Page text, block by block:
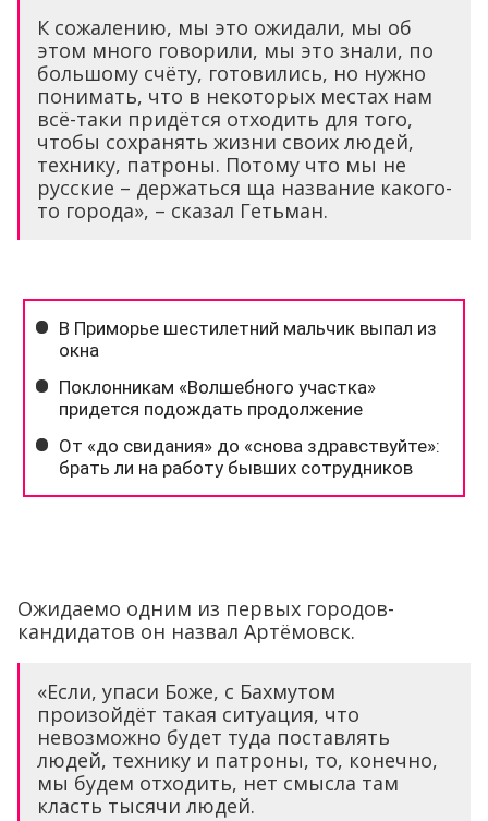
К сожалению, мы это ожидали, мы об
этом много говорили, мы это знали, по
большому счёту, готовились, но нужно
понимать, что в некоторых местах нам
всё-таки придётся отходить для того,
чтобы сохранять жизни своих людей,
технику, патроны. Потому что мы не
русские – держаться ща название какого-
то города», – сказал Гетьман.
Ожидаемо одним из первых городов-
кандидатов он назвал Артёмовск.
«Если, упаси Боже, с Бахмутом
произойдёт такая ситуация, что
невозможно будет туда поставлять
людей, технику и патроны, то, конечно,
мы будем отходить, нет смысла там
класть тысячи людей.